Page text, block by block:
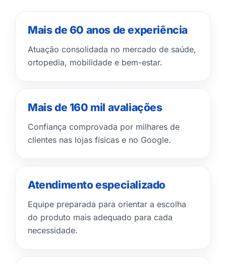
Mais de 60 anos de experiência
Atuação consolidada no mercado de saúde,
ortopedia, mobilidade e bem-estar.
Mais de 160 mil avaliações
Confiança comprovada por milhares de
clientes nas lojas físicas e no Google.
Atendimento especializado
Equipe preparada para orientar a escolha
do produto mais adequado para cada
necessidade.